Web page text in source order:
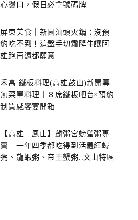
心燙口，假日必拿號碼牌
屏東美食｜新園汕頭火鍋：沒預
約吃不到！這盤手切霜降牛讓阿
雄跑再遠都願意
禾寓 鐵板料理(高雄鼓山)新開幕
無菜單料理｜８席鐵板吧台×預約
制質感饗宴開箱
【高雄｜鳳山】麟粥宮螃蟹粥專
賣｜一年四季都吃得到活體紅蟳
粥、龍蝦粥、帝王蟹粥..文山特區